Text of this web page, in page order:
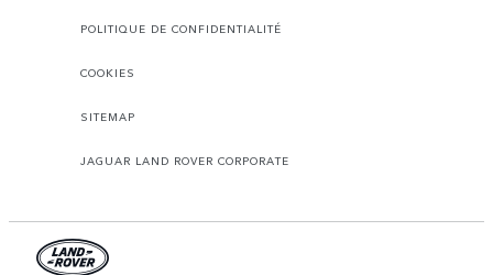
POLITIQUE DE CONFIDENTIALITÉ
COOKIES
SITEMAP
JAGUAR LAND ROVER CORPORATE